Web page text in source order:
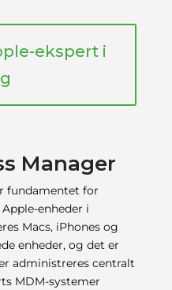
ekspert i
Manager
fundamentet for
enheder i
Macs, iPhones og
enheder, og det er
administreres centralt
MDM-systemer